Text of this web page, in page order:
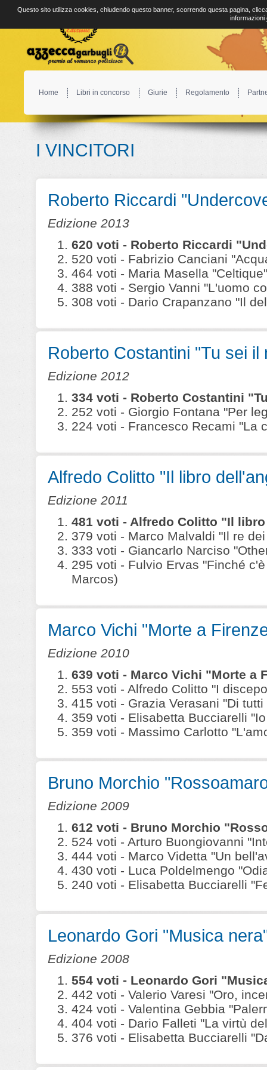
Home Libri in concorso Giurie Regolamento
I VINCITORI
Roberto Riccardi
Edizione 2013
620 voti - Roberto Riccardi
520 voti - Fabrizio Canciani
464 voti - Maria Masella
388 voti - Sergio Vanni "L'uomo
308 voti - Dario Crapanzano "Il
Roberto Costantini "Tu sei il
Edizione 2012
334 voti - Roberto Costantini
252 voti - Giorgio Fontana "Per
224 voti - Francesco Recami "La
Alfredo Colitto "Il libro
Edizione 2011
481 voti - Alfredo Colitto "Il
379 voti - Marco Malvaldi "Il re
333 voti - Giancarlo Narciso
295 voti - Fulvio Ervas "Finché
Marcos)
Marco Vichi "Morte a
Edizione 2010
639 voti - Marco Vichi "Morte a
553 voti - Alfredo Colitto "I
415 voti - Grazia Verasani "Di
359 voti - Elisabetta Bucciarelli
359 voti - Massimo Carlotto
Bruno Morchio
Edizione 2009
612 voti - Bruno Morchio
524 voti - Arturo Buongiovanni
444 voti - Marco Videtta "Un
430 voti - Luca Poldelmengo
240 voti - Elisabetta Bucciarelli
Leonardo Gori "Musica
Edizione 2008
554 voti - Leonardo Gori
442 voti - Valerio Varesi "Oro,
424 voti - Valentina Gebbia
404 voti - Dario Falleti "La virtù
376 voti - Elisabetta Bucciarelli
Questo sito utilizza cookies, chiudendo questo banner, scorrendo questa pagina,
informazioni